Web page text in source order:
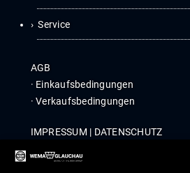
Service
AGB
· Ein­kaufs­be­din­gun­gen
·Ver­kaufs­be­din­gun­gen
IMPRES­SUM | DATEN­SCHUTZ